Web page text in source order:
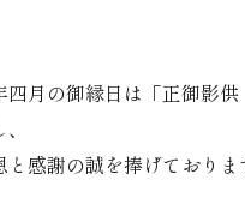
四月の御縁日は「正御影
感謝の誠を捧げておりま